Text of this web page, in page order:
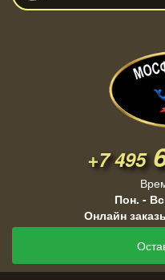
+7 495
Пон. -
Онлайн